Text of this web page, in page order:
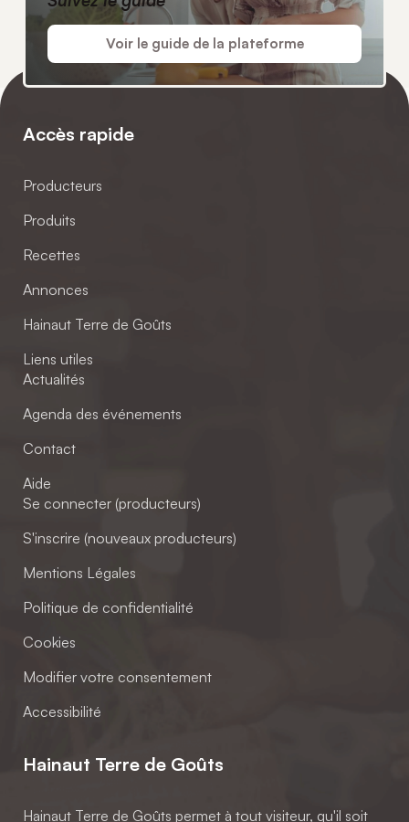
Voir le guide de la plateforme
Accès rapide
Producteurs
Produits
Recettes
Annonces
Hainaut Terre de Goûts
Liens utiles
Actualités
Agenda des événements
Contact
Aide
Se connecter (producteurs)
S'inscrire (nouveaux producteurs)
Mentions Légales
Politique de confidentialité
Cookies
Modifier votre consentement
Accessibilité
Hainaut Terre de Goûts
Hainaut Terre de Goûts permet à tout visiteur, qu'il soit